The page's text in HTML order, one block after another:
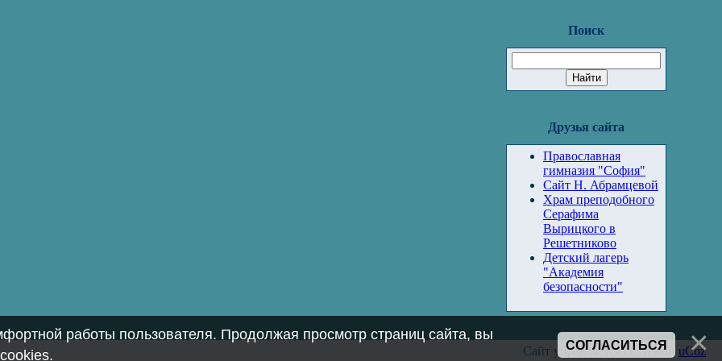
Поиск
Друзья сайта
Православная
гимназия "София"
Сайт Н. Абрамцевой
Храм преподобного
Серафима
Вырицкого в
Решетниково
Детский лагерь
"Академия
безопасности"
Сайт управляется системой uCoz
работы пользователя. Продолжая просмотр страниц сайта, вы
.
СОГЛАСИТЬСЯ